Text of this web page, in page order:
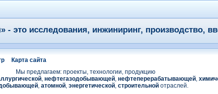
Карта сайта
- это исследования, инжиниринг, производство,
Мы предлагаем: проекты, технологии, продукцию
, нефтегазодобывающей, нефтеперерабатывающей,
, атомной, энергетической, строительной отраслей.